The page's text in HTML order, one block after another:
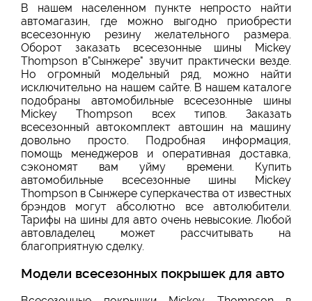
В нашем населенном пункте непросто найти
автомагазин, где можно выгодно приобрести
всесезонную резину желательного размера.
Оборот заказать всесезонные шины Mickey
Thompson в"Сынжере" звучит практически везде.
Но огромный модельный ряд, можно найти
исключительно на нашем сайте. В нашем каталоге
подобраны автомобильные всесезонные шины
Mickey Thompson всех типов. Заказать
всесезонный автокомплект автошин на машину
довольно просто. Подробная информация,
помощь менеджеров и оперативная доставка,
сэкономят вам уйму времени. Купить
автомобильные всесезонные шины Mickey
Thompson в Сынжере суперкачества от известных
брэндов могут абсолютно все автолюбители.
Тарифы на шины для авто очень невысокие. Любой
автовладелец может рассчитывать на
благоприятную сделку.
Модели всесезонных покрышек для авто